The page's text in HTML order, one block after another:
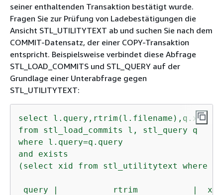
seiner enthaltenden Transaktion bestätigt wurde.
Fragen Sie zur Prüfung von Ladebestätigungen die
Ansicht STL_UTILITYTEXT ab und suchen Sie nach dem
COMMIT-Datensatz, der einer COPY-Transaktion
entspricht. Beispielsweise verbindet diese Abfrage
STL_LOAD_COMMITS und STL_QUERY auf der
Grundlage einer Unterabfrage gegen
STL_UTILITYTEXT:
select
l.query,rtrim(l.filename),q.xid
from
stl_load_commits l, stl_query
q
where
l.query=q.query
and
exists
(select
xid from stl_utilitytext where
query | rtrim |
xid